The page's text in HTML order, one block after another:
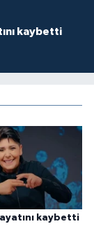
kaybetti
kaybetti